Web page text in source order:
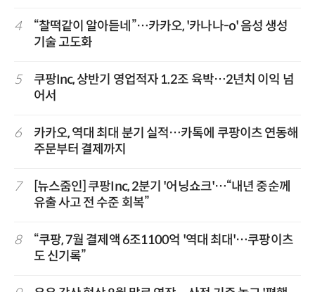
4
“찰떡같이 알아듣네”…카카오, '카나나-o' 음성 생성
기술 고도화
5
쿠팡Inc, 상반기 영업적자 1.2조 육박…2년치 이익 넘
어서
6
카카오, 역대 최대 분기 실적…카톡에 쿠팡이츠 연동해
주문부터 결제까지
7
[뉴스줌인] 쿠팡Inc, 2분기 '어닝쇼크'…“내년 중순께
유출 사고 전 수준 회복”
8
“쿠팡, 7월 결제액 6조1100억 '역대 최대'…쿠팡이츠
도 신기록”